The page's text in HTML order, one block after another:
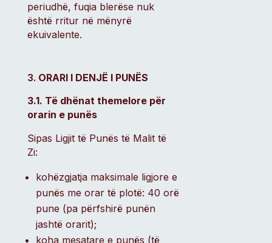
periudhë, fuqia blerëse nuk
është rritur në mënyrë
ekuivalente.
ORARI I DENJË I PUNËS
3.1. Të dhënat themelore për
orarin e punës
Sipas Ligjit të Punës të Malit të
Zi:
kohëzgjatja maksimale ligjore e
punës me orar të plotë: 40 orë
pune (pa përfshirë punën
jashtë orarit);
koha mesatare e punës (të